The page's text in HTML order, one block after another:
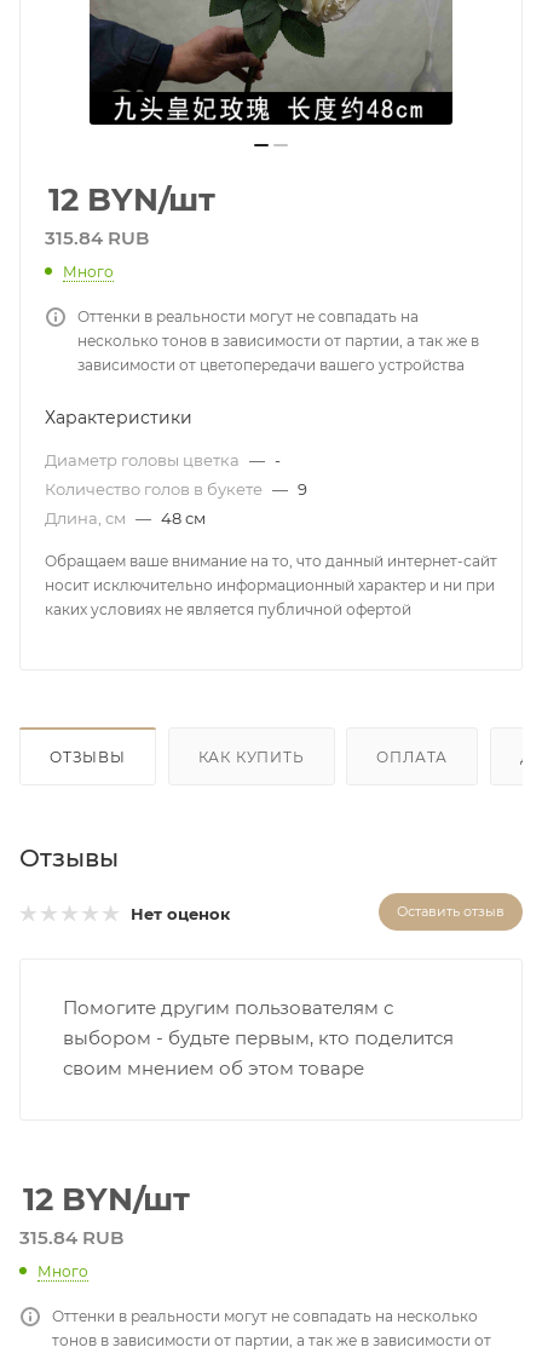
12 BYN/шт
315.84 RUB
Много
Оттенки в реальности могут не совпадать на
несколько тонов в зависимости от партии, а так же в
зависимости от цветопередачи вашего устройства
Характеристики
Диаметр головы цветка — -
Количество голов в букете — 9
Длина, см — 48 см
Обращаем ваше внимание на то, что данный интернет-сайт
носит исключительно информационный характер и ни при
каких условиях не является публичной офертой
ОТЗЫВЫ КАК КУПИТЬ ОПЛАТА
Отзывы
Нет оценок Оставить отзыв
Помогите другим пользователям с
выбором - будьте первым, кто поделится
своим мнением об этом товаре
12 BYN/шт
315.84 RUB
Много
Оттенки в реальности могут не совпадать на несколько
тонов в зависимости от партии, а так же в зависимости от